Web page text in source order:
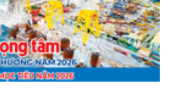
trời" tiến vua
sản hồng không hạt Bảo
tỉnh Lạng Sơn